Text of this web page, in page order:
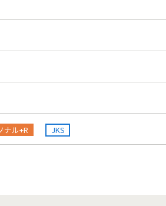
ナル+R JKS